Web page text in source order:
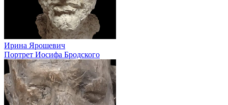
Ирина Ярошевич
Портрет Иосифа Бродского